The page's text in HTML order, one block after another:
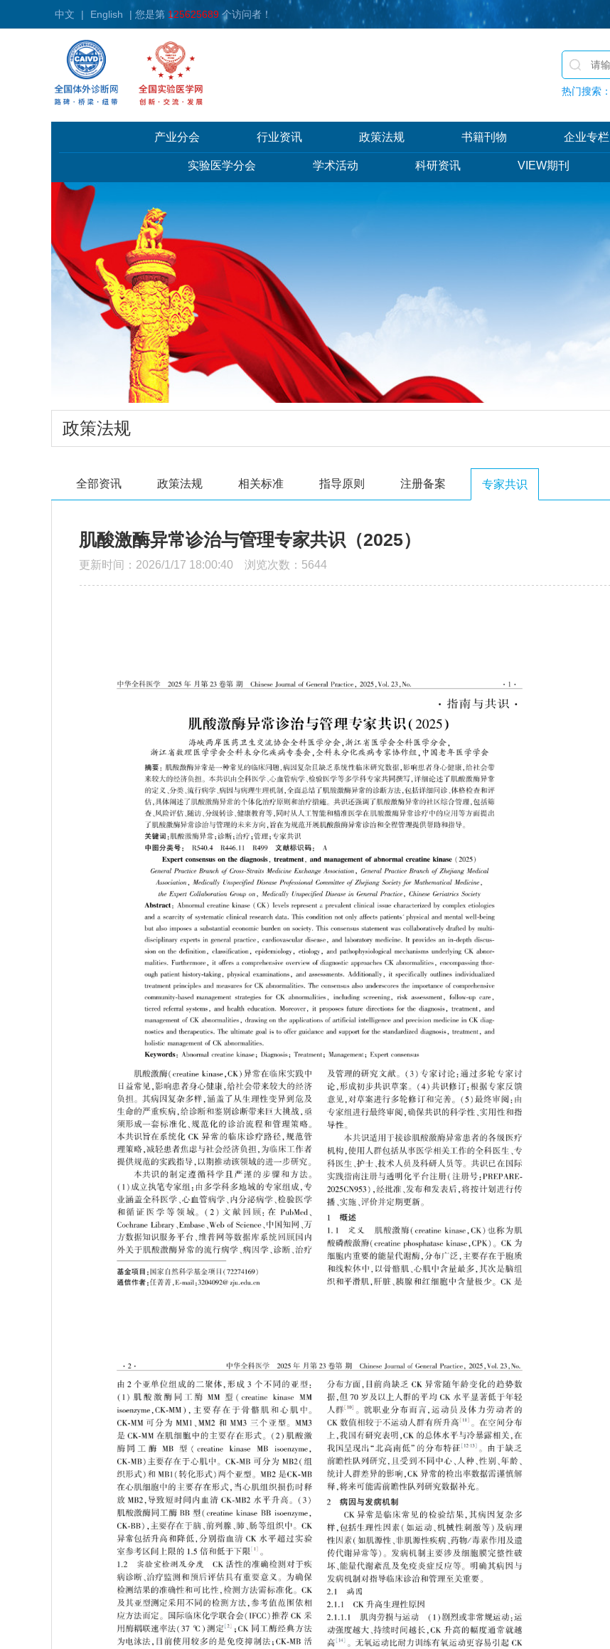
中文 | English | 您是第 125625689 个访问者！
热门搜索：
产业分会 行业资讯 政策法规 书籍刊物 企业专栏
实验医学分会 学术活动 科研资讯 VIEW期刊
政策法规
全部资讯 政策法规 相关标准 指导原则 注册备案 专家共识
肌酸激酶异常诊治与管理专家共识（2025）
更新时间：2026/1/17 18:00:40 浏览次数：5644